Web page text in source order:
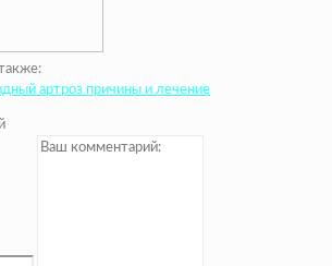
артроз причины и лечение